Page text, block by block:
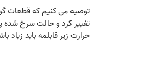
توصیه می‌ کنیم که قطعات
حرارت زیر قابلمه باید زیاد